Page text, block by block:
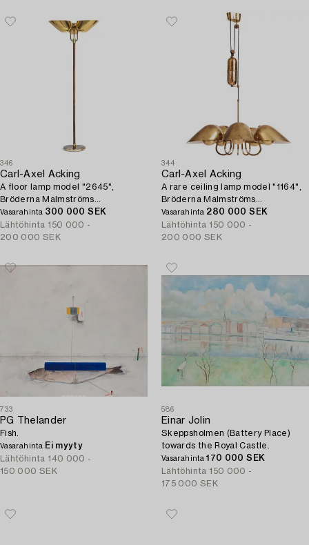
346
Carl-Axel Acking
A floor lamp model "2645",
Bröderna Malmströms
Metallvarufabrik, Malmö, 1940s-
50s.
Vasarahinta 300 000 SEK
Lähtöhinta 150 000 -
200 000 SEK
344
Carl-Axel Acking
A rare ceiling lamp model "1164",
Bröderna Malmströms
Metallvarufabrik, Malmö, 1940-
50s.
Vasarahinta 280 000 SEK
Lähtöhinta 150 000 -
200 000 SEK
733
PG Thelander
Fish.
Vasarahinta Ei myyty
Lähtöhinta 140 000 -
150 000 SEK
586
Einar Jolin
Skeppsholmen (Battery Place)
towards the Royal Castle.
Vasarahinta170 000 SEK
Lähtöhinta 150 000 -
175 000 SEK